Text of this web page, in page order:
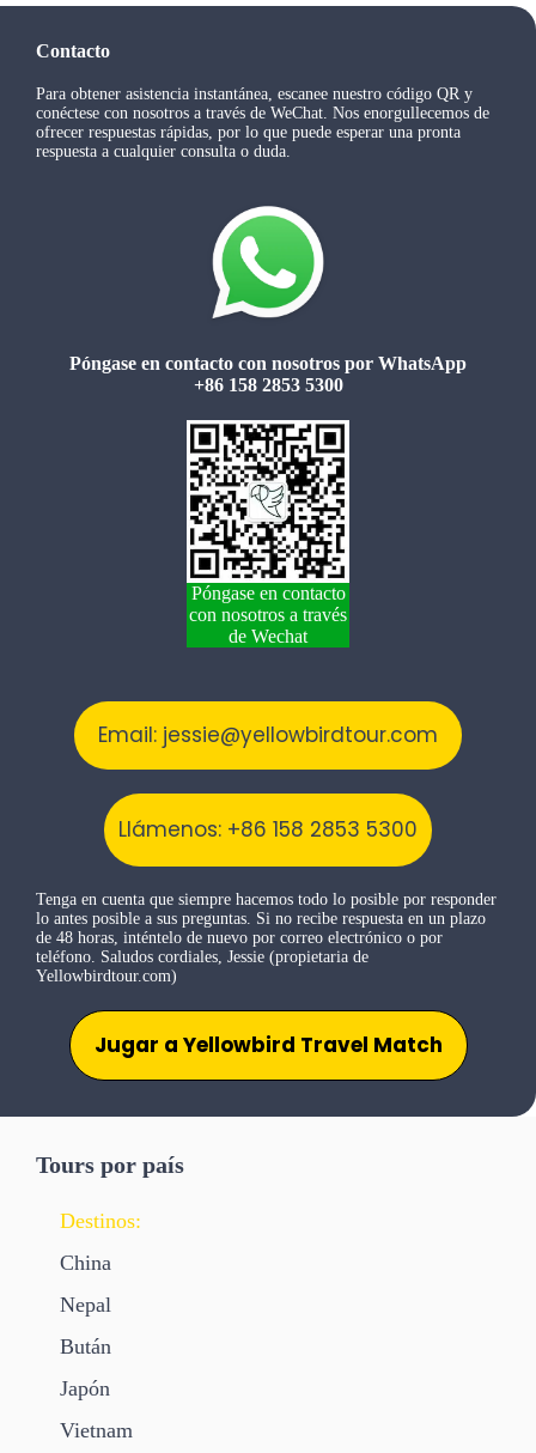
Tours por país
Destinos:
China
Nepal
Bután
Japón
Vietnam
Contacto
Para obtener asistencia instantánea, escanee nuestro código QR y
conéctese con nosotros a través de WeChat. Nos enorgullecemos de
ofrecer respuestas rápidas, por lo que puede esperar una pronta
respuesta a cualquier consulta o duda.
Póngase en contacto con nosotros por WhatsApp
+86 158 2853 5300
Póngase en contacto
con nosotros a través
de Wechat
Email: jessie@yellowbirdtour.com
Llámenos: +86 158 2853 5300
Tenga en cuenta que siempre hacemos todo lo posible por responder
lo antes posible a sus preguntas. Si no recibe respuesta en un plazo
de 48 horas, inténtelo de nuevo por correo electrónico o por
teléfono. Saludos cordiales, Jessie (propietaria de
Yellowbirdtour.com)
Jugar a Yellowbird Travel Match